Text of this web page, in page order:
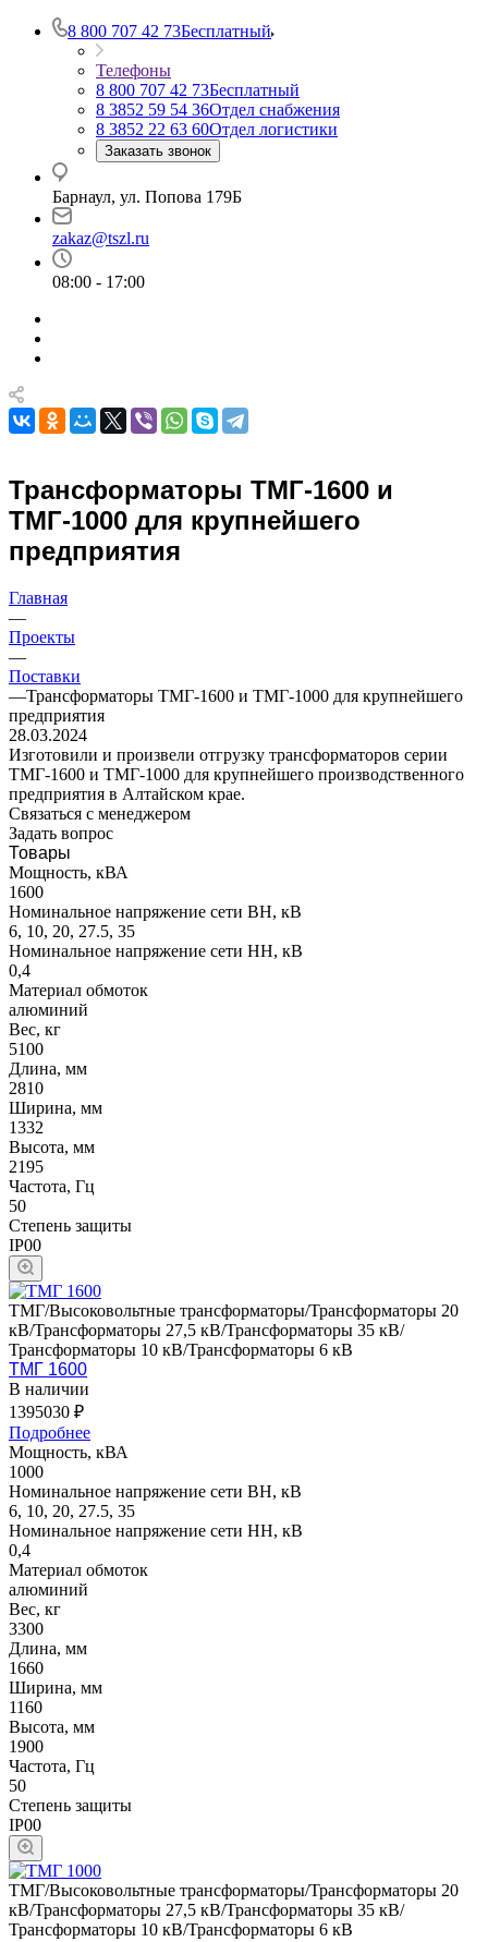
8 800 707 42 73Бесплатный
Телефоны
8 800 707 42 73Бесплатный
8 3852 59 54 36Отдел снабжения
8 3852 22 63 60Отдел логистики
Заказать звонок
Барнаул, ул. Попова 179Б
zakaz@tszl.ru
08:00 - 17:00
Трансформаторы ТМГ-1600 и
ТМГ-1000 для крупнейшего
предприятия
Главная
—
Проекты
—
Поставки
—Трансформаторы ТМГ-1600 и ТМГ-1000 для крупнейшего
предприятия
28.03.2024
Изготовили и произвели отгрузку трансформаторов серии
ТМГ-1600 и ТМГ-1000 для крупнейшего производственного
предприятия в Алтайском крае.
Связаться с менеджером
Задать вопрос
Товары
Мощность, кВА
1600
Номинальное напряжение сети ВН, кВ
6, 10, 20, 27.5, 35
Номинальное напряжение сети НН, кВ
0,4
Материал обмоток
алюминий
Вес, кг
5100
Длина, мм
2810
Ширина, мм
1332
Высота, мм
2195
Частота, Гц
50
Степень защиты
IP00
ТМГ/Высоковольтные трансформаторы/Трансформаторы 20
кВ/Трансформаторы 27,5 кВ/Трансформаторы 35 кВ/
Трансформаторы 10 кВ/Трансформаторы 6 кВ
ТМГ 1600
В наличии
1395030 ₽
Подробнее
Мощность, кВА
1000
Номинальное напряжение сети ВН, кВ
6, 10, 20, 27.5, 35
Номинальное напряжение сети НН, кВ
0,4
Материал обмоток
алюминий
Вес, кг
3300
Длина, мм
1660
Ширина, мм
1160
Высота, мм
1900
Частота, Гц
50
Степень защиты
IP00
ТМГ/Высоковольтные трансформаторы/Трансформаторы 20
кВ/Трансформаторы 27,5 кВ/Трансформаторы 35 кВ/
Трансформаторы 10 кВ/Трансформаторы 6 кВ